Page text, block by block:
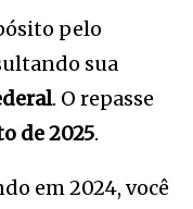
pelo
sua
. O repasse
de 2025.
em 2024, você